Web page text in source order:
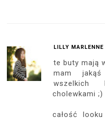
LILLY MARLENNE
te buty mają
mam
wszelkich
cholewkami ;)
całość